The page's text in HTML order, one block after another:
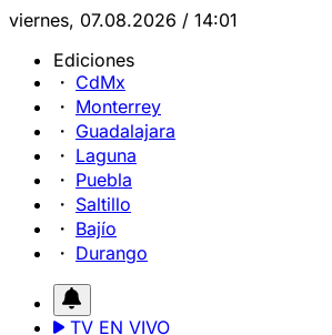
viernes, 07.08.2026 / 14:01
Ediciones
CdMx
Monterrey
Guadalajara
Laguna
Puebla
Saltillo
Bajío
Durango
TV EN VIVO